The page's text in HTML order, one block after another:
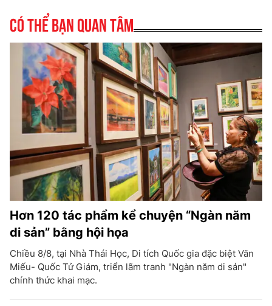
Có thể bạn quan tâm
Hơn 120 tác phẩm kể chuyện “Ngàn năm
di sản” bằng hội họa
Chiều 8/8, tại Nhà Thái Học, Di tích Quốc gia đặc biệt Văn
Miếu- Quốc Tử Giám, triển lãm tranh "Ngàn năm di sản"
chính thức khai mạc.